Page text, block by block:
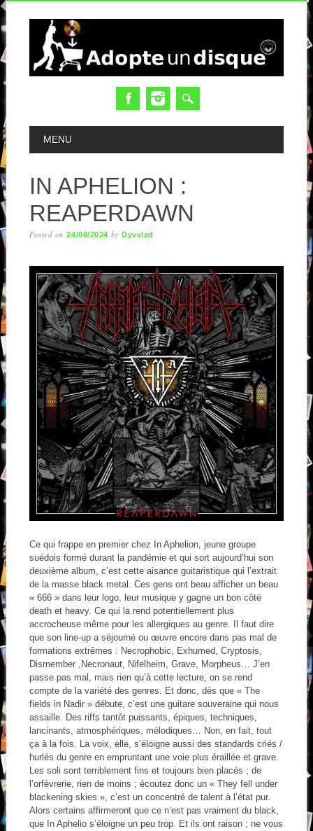
MAIN MENU
MENU
IN APHELION :
REAPERDAWN
Posted on24/08/2024 byDyvvlad
Ce qui frappe en premier chez In Aphelion, jeune groupe
suédois formé durant la pandémie et qui sort aujourd’hui son
deuxième album, c’est cette aisance guitaristique qui l’extrait
de la masse black metal. Ces gens ont beau afficher un beau
« 666 » dans leur logo, leur musique y gagne un bon côté
death et heavy. Ce qui la rend potentiellement plus
accrocheuse même pour les allergiques au genre. Il faut dire
que son line-up a séjourné ou œuvre encore dans pas mal de
formations extrêmes : Necrophobic, Exhumed, Cryptosis,
Dismember ,Necronaut, Nifelheim, Grave, Morpheus… J’en
passe pas mal, mais rien qu’à cette lecture, on se rend
compte de la variété des genres. Et donc, dès que « The
fields in Nadir » débute, c’est une guitare souveraine qui nous
assaille. Des riffs tantôt puissants, épiques, techniques,
lancinants, atmosphériques, mélodiques… Non, en fait, tout
ça à la fois. La voix, elle, s’éloigne aussi des standards criés /
hurlés du genre en empruntant une voie plus éraillée et grave.
Les soli sont terriblement fins et toujours bien placés ; de
l’orfèvrerie, rien de moins ; écoutez donc un « They fell under
blackening skies », c’est un concentré de talent à l’état pur.
Alors certains affirmeront que ce n’est pas vraiment du black,
que In Aphelio s’éloigne un peu trop. Et ils ont raison ; ne vous